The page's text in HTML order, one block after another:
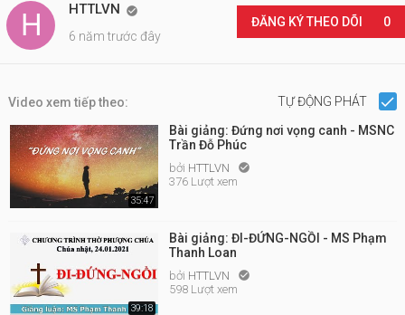
HTTLVN 
6 năm trước đây
ĐĂNG KÝ THEO DÕI 0
Video xem tiếp theo: TỰ ĐỘNG PHÁT
35:47
Bài giảng: Đứng nơi vọng canh - MSNC
Trần Đỗ Phúc
bởi HTTLVN 
376 Lượt xem
39:18
Bài giảng: ĐI-ĐỨNG-NGỒI - MS Phạm
Thanh Loan
bởi HTTLVN 
598 Lượt xem